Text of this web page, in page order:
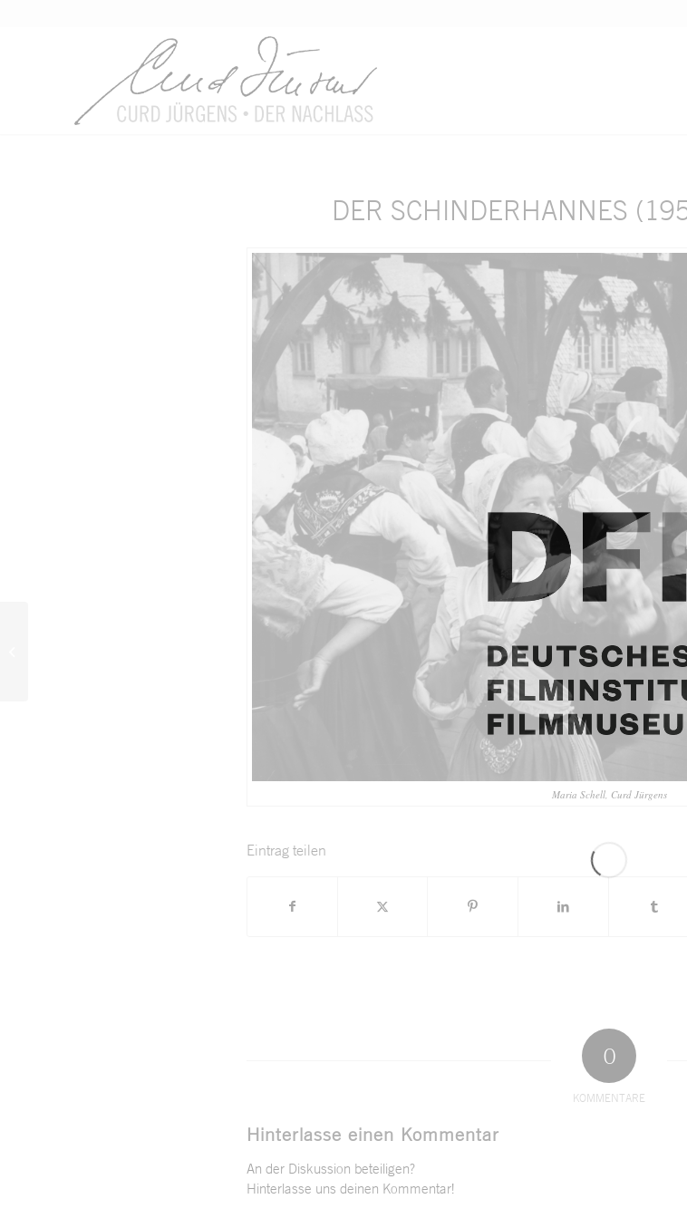
DER SCHINDERHANNES
Maria Schell, Curd Jürgens
Eintrag teilen
0
KOMMENTARE
Hinterlasse einen Kommentar
An der Diskussion beteiligen?
Hinterlasse uns deinen Kommentar!